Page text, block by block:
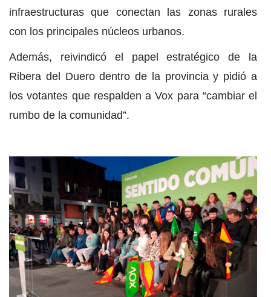
infraestructuras que conectan las zonas rurales
con los principales núcleos urbanos.
Además, reivindicó el papel estratégico de la
Ribera del Duero dentro de la provincia y pidió a
los votantes que respalden a Vox para “cambiar el
rumbo de la comunidad”.